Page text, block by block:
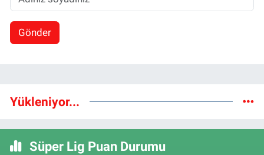
Gönder
Yükleniyor...
Süper Lig Puan Durumu